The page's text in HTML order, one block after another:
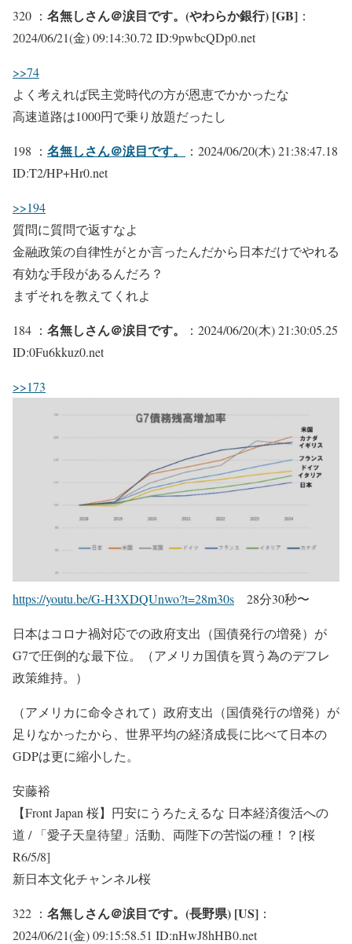
320 ： 名無しさん＠涙目です。(やわらか銀行) [GB] ：
2024/06/21(金) 09:14:30.72 ID:9pwbcQDp0.net
>>74
よく考えれば民主党時代の方が恩恵でかかったな
高速道路は1000円で乗り放題だったし
198 ： 名無しさん＠涙目です。
：2024/06/20(木) 21:38:47.18
ID:T2/HP+Hr0.net
>>194
質問に質問で返すなよ
金融政策の自律性がとか言ったんだから日本だけでやれる
有効な手段があるんだろ？
まずそれを教えてくれよ
184 ： 名無しさん＠涙目です。
：2024/06/20(木) 21:30:05.25
ID:0Fu6kkuz0.net
>>173
https://youtu.be/G-H3XDQUnwo?t=28m30s 28分30秒〜
日本はコロナ禍対応での政府支出（国債発行の増発）が
G7で圧倒的な最下位。（アメリカ国債を買う為のデフレ
政策維持。）
（アメリカに命令されて）政府支出（国債発行の増発）が
足りなかったから、世界平均の経済成長に比べて日本の
GDPは更に縮小した。
安藤裕
【Front Japan 桜】円安にうろたえるな 日本経済復活への
道 / 「愛子天皇待望」活動、両陛下の苦悩の種！？[桜
R6/5/8]
新日本文化チャンネル桜
322 ： 名無しさん＠涙目です。(長野県) [US] ：
2024/06/21(金) 09:15:58.51 ID:nHwJ8hHB0.net